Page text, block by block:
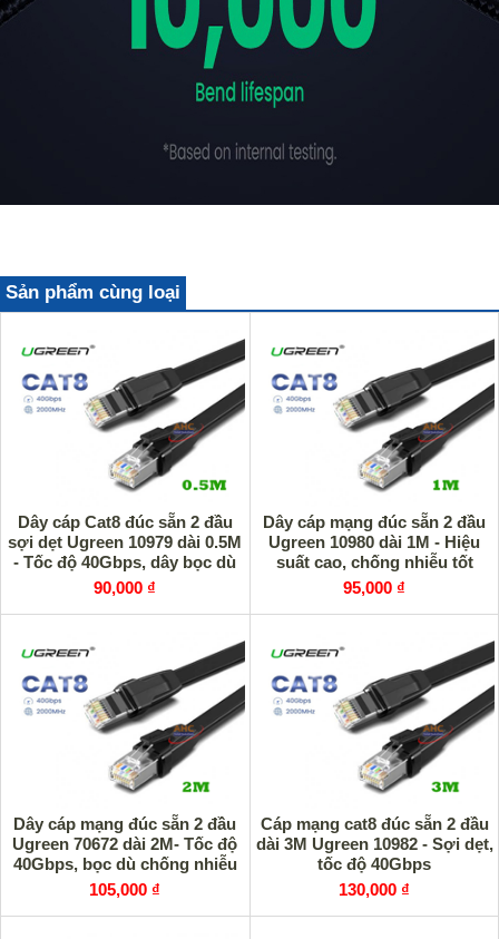
Sản phẩm cùng loại
Dây cáp Cat8 đúc sẵn 2 đầu
sợi dẹt Ugreen 10979 dài 0.5M
- Tốc độ 40Gbps, dây bọc dù
siêu bền
90,000 ₫
Dây cáp mạng đúc sẵn 2 đầu
Ugreen 10980 dài 1M - Hiệu
suất cao, chống nhiễu tốt
95,000 ₫
Dây cáp mạng đúc sẵn 2 đầu
Ugreen 70672 dài 2M- Tốc độ
40Gbps, bọc dù chống nhiễu
105,000 ₫
Cáp mạng cat8 đúc sẵn 2 đầu
dài 3M Ugreen 10982 - Sợi dẹt,
tốc độ 40Gbps
130,000 ₫